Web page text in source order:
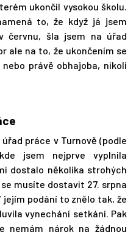
ukončil vysokou školu.
to, že když já jsem
červnu, šla jsem na úřad
ale na to, že ukončením se
právě obhajoba, nikoli
práce v Turnově (podle
jsem nejprve vyplnila
dostalo několika strohých
musíte dostavit 27. srpna
jejím podání to znělo tak, že
vynechání setkání. Pak
nemám nárok na žádnou